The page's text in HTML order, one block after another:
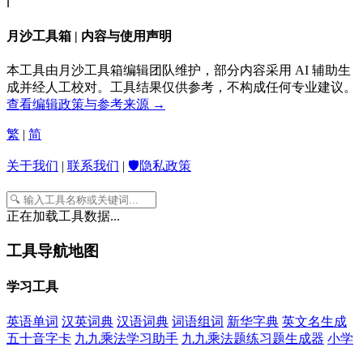
ℹ️
月沙工具箱 | 内容与使用声明
本工具由月沙工具箱编辑团队维护，部分内容采用 AI 辅助生
成并经人工校对。工具结果仅供参考，不构成任何专业建议。
查看编辑政策与参考来源 →
繁 简
关于我们 联系我们 🛡️隐私政策
正在加载工具数据...
工具导航地图
学习工具
英语单词 汉英词典 汉语词典 词语组词 新华字典 英文名生成
五十音字卡 九九乘法学习助手 九九乘法题练习题生成器 小学